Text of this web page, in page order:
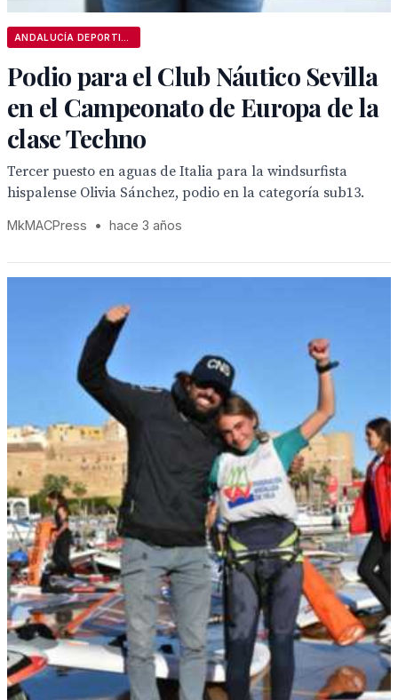
Podio para el Club Náutico Sevilla
en el Campeonato de Europa de la
clase Techno
Tercer puesto en aguas de Italia para la windsurfista
hispalense Olivia Sánchez, podio en la categoría sub13.
MkMACPress • hace 3 años